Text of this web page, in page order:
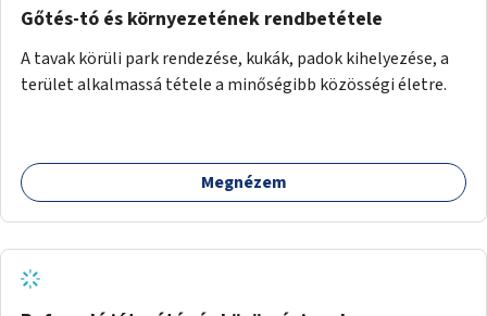
Gőtés-tó és környezetének rendbetétele
A tavak körüli park rendezése, kukák, padok kihelyezése, a
terület alkalmassá tétele a minőségibb közösségi életre.
Megnézem